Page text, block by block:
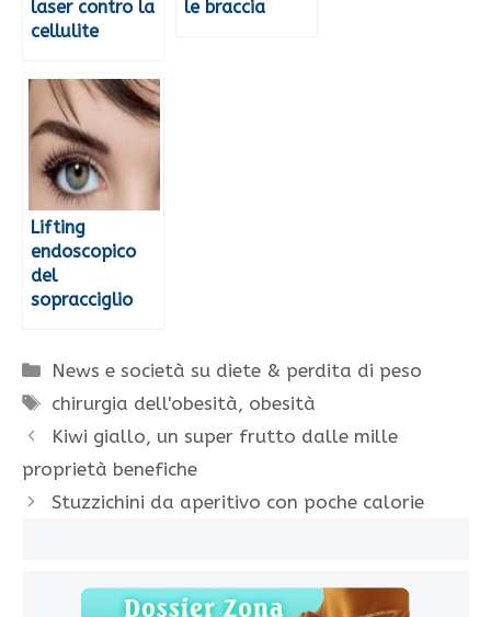
laser contro la
cellulite
le braccia
Lifting
endoscopico
del
sopracciglio
Categorie
News e società su diete & perdita di peso
Tag
chirurgia dell'obesità, obesità
Kiwi giallo, un super frutto dalle mille
proprietà benefiche
Stuzzichini da aperitivo con poche calorie